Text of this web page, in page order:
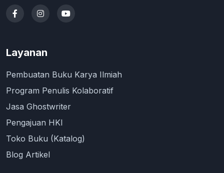
Layanan
Pembuatan Buku Karya Ilmiah
Program Penulis Kolaboratif
Jasa Ghostwriter
Pengajuan HKI
Toko Buku (Katalog)
Blog Artikel